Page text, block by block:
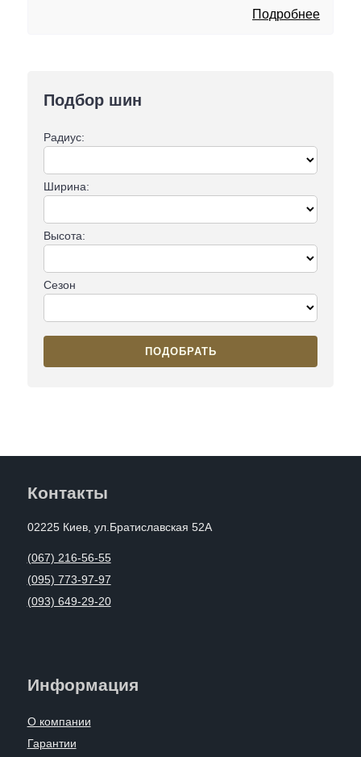
Подбор шин
Радиус:
Ширина:
Высота:
Сезон
ПОДОБРАТЬ
Подробнее
Контакты
02225 Киев, ул.Братиславская 52А
(067) 216-56-55
(095) 773-97-97
(093) 649-29-20
Информация
О компании
Гарантии